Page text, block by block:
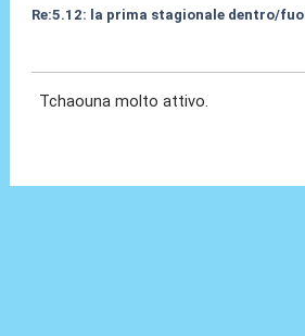
Re:5.12: la prima stagionale dentro/
Tchaouna molto attivo.